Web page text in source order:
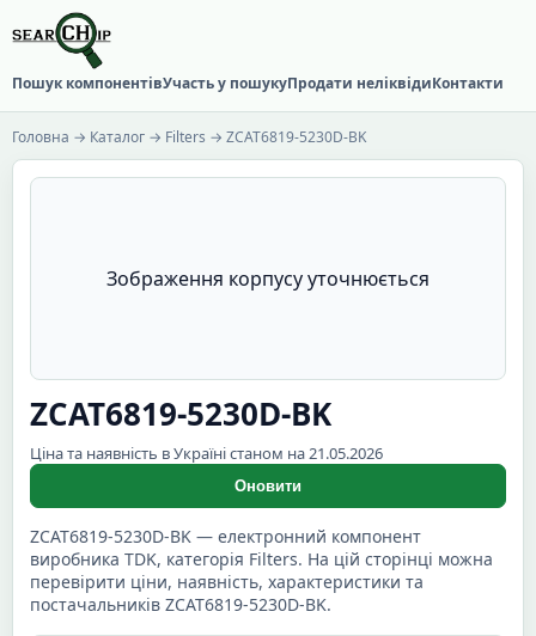
Пошук компонентівУчасть у пошукуПродати неліквідиКонтакти
Головна → Каталог → Filters → ZCAT6819-5230D-BK
Зображення корпусу уточнюється
ZCAT6819-5230D-BK
Ціна та наявність в Україні станом на 21.05.2026
Оновити
ZCAT6819-5230D-BK — електронний компонент
виробника TDK, категорія Filters. На цій сторінці можна
перевірити ціни, наявність, характеристики та
постачальників ZCAT6819-5230D-BK.